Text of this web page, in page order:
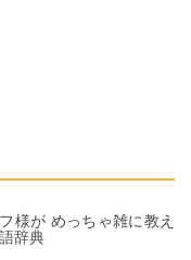
様が めっちゃ雑に教え
辞典